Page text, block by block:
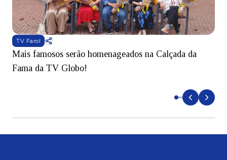
TV Farol
Mais famosos serão homenageados na Calçada da
Fama da TV Globo!